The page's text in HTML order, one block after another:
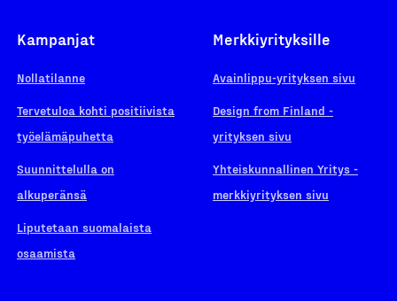
Kampanjat
Nollatilanne
Tervetuloa kohti positiivista
työelämäpuhetta
Suunnittelulla on
alkuperänsä
Liputetaan suomalaista
osaamista
Merkkiyrityksille
Avainlippu-yrityksen sivu
Design from Finland -
yrityksen sivu
Yhteiskunnallinen Yritys -
merkkiyrityksen sivu